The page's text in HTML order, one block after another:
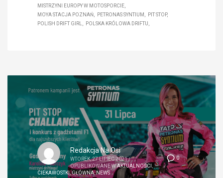
MISTRZYNI EUROPY W MOTOSPORCIE
MOYA STACJA POZNAŃ
PETRONAS SYNTIUM
PIT STOP
POLISH DRIFT GIRL
POLSKA KRÓLOWA DRIFTU
0
Redakcja Na Osi
WTOREK, 27 LIPIEC 2021/
OPUBLIKOWANE WAKTUALNOŚCI ,
CIEKAWOSTKI,GŁÓWNA,NEWS